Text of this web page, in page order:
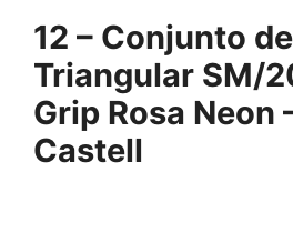
12 – Conjunto
Triangular SM/
Grip Rosa Neon
Castell